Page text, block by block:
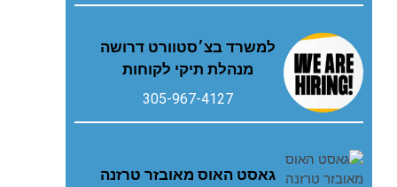
למשרד בצ׳סטוורט דרושה
מנהלת תיקי לקוחות
305-967-4127
גאסט‭ ‬האוס‭ ‬מאובזר‭ ‬טרזנה